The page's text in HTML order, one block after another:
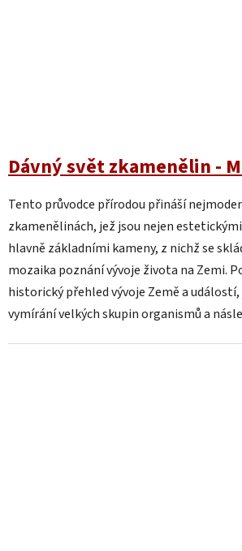
Dávný svět zkamenělin -
Tento průvodce přírodou přináší
zkamenělinách, jež jsou nejen
hlavně základními kameny, z nichž se
mozaika poznání vývoje života na Zemi.
historický přehled vývoje Země a
vymírání velkých skupin organismů a